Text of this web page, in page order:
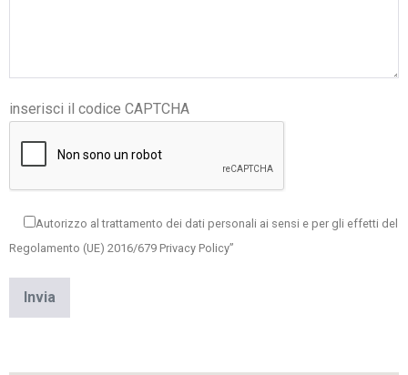
inserisci il codice CAPTCHA
Autorizzo al trattamento dei dati personali ai sensi e per gli effetti del
Regolamento (UE) 2016/679 Privacy Policy”